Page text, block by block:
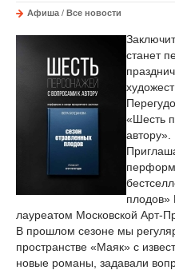
Афиша / Все новости
станет
«Шесть
автору».
плодов»
лауреатом Московской Арт-
В прошлом сезоне мы
пространстве «Маяк» с
новые романы, задавали